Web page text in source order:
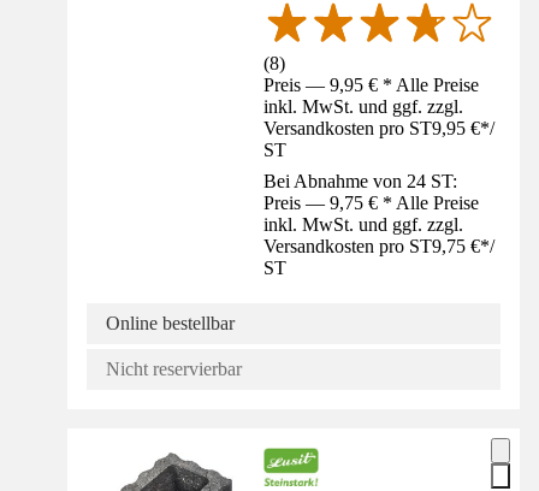
(8)
Preis — 9,95 € * Alle Preise
inkl. MwSt. und ggf. zzgl.
Versandkosten pro ST9,95 €*/
ST
Bei Abnahme von 24 ST:
Preis — 9,75 € * Alle Preise
inkl. MwSt. und ggf. zzgl.
Versandkosten pro ST9,75 €*/
ST
Online bestellbar
Nicht reservierbar